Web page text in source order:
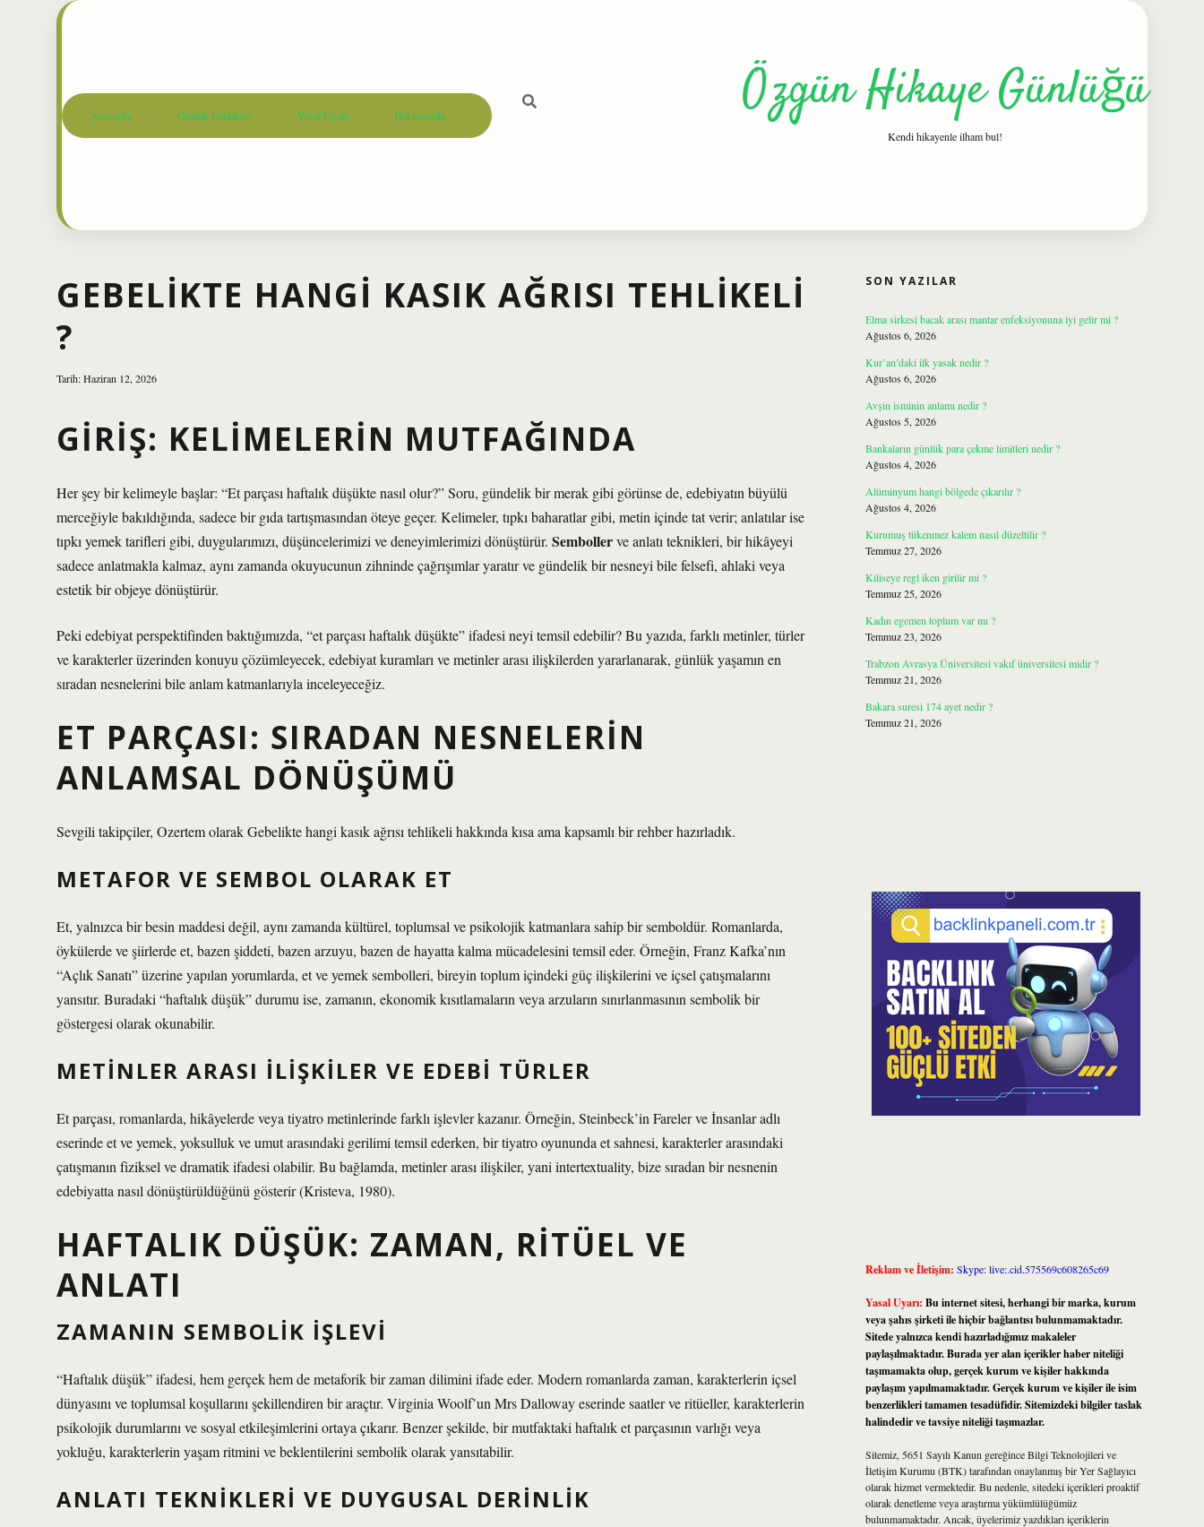
Anasayfa Gizlilik Politikası Yasal Uyarı Hakkımızda Özgün Hikaye Günlüğü
Kendi hikayenle ilham bul!
GEBELIKTE HANGI KASIK AĞRISI TEHLIKELI
?
Tarih: Haziran 12, 2026
GIRIŞ: KELIMELERIN MUTFAĞINDA
Her şey bir kelimeyle başlar: “Et parçası haftalık düşükte nasıl olur?” Soru, gündelik bir merak gibi görünse de, edebiyatın büyülü
merceğiyle bakıldığında, sadece bir gıda tartışmasından öteye geçer. Kelimeler, tıpkı baharatlar gibi, metin içinde tat verir; anlatılar ise
tıpkı yemek tarifleri gibi, duygularımızı, düşüncelerimizi ve deneyimlerimizi dönüştürür. Sembollerveanlatı teknikleri, bir hikâyeyi
sadece anlatmakla kalmaz, aynı zamanda okuyucunun zihninde çağrışımlar yaratır ve gündelik bir nesneyi bile felsefi, ahlaki veya
estetik bir objeye dönüştürür.
Peki edebiyat perspektifinden baktığımızda, “et parçası haftalık düşükte” ifadesi neyi temsil edebilir? Bu yazıda, farklı metinler, türler
ve karakterler üzerinden konuyu çözümleyecek, edebiyat kuramları ve metinler arası ilişkilerden yararlanarak, günlük yaşamın en
sıradan nesnelerini bile anlam katmanlarıyla inceleyeceğiz.
ET PARÇASI: SIRADAN NESNELERIN
ANLAMSAL DÖNÜŞÜMÜ
Sevgili takipçiler, Ozertem olarak Gebelikte hangi kasık ağrısı tehlikeli hakkında kısa ama kapsamlı bir rehber hazırladık.
METAFOR VE SEMBOL OLARAK ET
Et, yalnızca bir besin maddesi değil, aynı zamanda kültürel, toplumsal ve psikolojik katmanlara sahip bir semboldür. Romanlarda,
öykülerde ve şiirlerde et, bazen şiddeti, bazen arzuyu, bazen de hayatta kalma mücadelesini temsil eder. Örneğin, Franz Kafka’nın
“Açlık Sanatı” üzerine yapılan yorumlarda, et ve yemek sembolleri, bireyin toplum içindeki güç ilişkilerini ve içsel çatışmalarını
yansıtır. Buradaki “haftalık düşük” durumu ise, zamanın, ekonomik kısıtlamaların veya arzuların sınırlanmasının sembolik bir
göstergesi olarak okunabilir.
METINLER ARASI İLIŞKILER VE EDEBI TÜRLER
Et parçası, romanlarda, hikâyelerde veya tiyatro metinlerinde farklı işlevler kazanır. Örneğin, Steinbeck’in Fareler ve İnsanlar adlı
eserinde et ve yemek, yoksulluk ve umut arasındaki gerilimi temsil ederken, bir tiyatro oyununda et sahnesi, karakterler arasındaki
çatışmanın fiziksel ve dramatik ifadesi olabilir. Bu bağlamda, metinler arası ilişkiler, yani intertextuality, bize sıradan bir nesnenin
edebiyatta nasıl dönüştürüldüğünü gösterir (Kristeva, 1980).
HAFTALIK DÜŞÜK: ZAMAN, RITÜEL VE
ANLATI
ZAMANIN SEMBOLIK İŞLEVI
“Haftalık düşük” ifadesi, hem gerçek hem de metaforik bir zaman dilimini ifade eder. Modern romanlarda zaman, karakterlerin içsel
dünyasını ve toplumsal koşullarını şekillendiren bir araçtır. Virginia Woolf’un Mrs Dalloway eserinde saatler ve ritüeller, karakterlerin
psikolojik durumlarını ve sosyal etkileşimlerini ortaya çıkarır. Benzer şekilde, bir mutfaktaki haftalık et parçasının varlığı veya
yokluğu, karakterlerin yaşam ritmini ve beklentilerini sembolik olarak yansıtabilir.
ANLATI TEKNIKLERI VE DUYGUSAL DERINLIK
SON YAZILAR
Elma sirkesi bacak arası mantar enfeksiyonuna iyi gelir mi ?
Ağustos 6, 2026
Kur’an’daki ilk yasak nedir ?
Ağustos 6, 2026
Avşin isminin anlamı nedir ?
Ağustos 5, 2026
Bankaların günlük para çekme limitleri nedir ?
Ağustos 4, 2026
Alüminyum hangi bölgede çıkarılır ?
Ağustos 4, 2026
Kurumuş tükenmez kalem nasıl düzeltilir ?
Temmuz 27, 2026
Kiliseye regl iken girilir mi ?
Temmuz 25, 2026
Kadın egemen toplum var mı ?
Temmuz 23, 2026
Trabzon Avrasya Üniversitesi vakıf üniversitesi midir ?
Temmuz 21, 2026
Bakara suresi 174 ayet nedir ?
Temmuz 21, 2026
Reklam ve İletişim: Skype: live:.cid.575569c608265c69
Yasal Uyarı: Bu internet sitesi, herhangi bir marka, kurum
veya şahıs şirketi ile hiçbir bağlantısı bulunmamaktadır.
Sitede yalnızca kendi hazırladığımız makaleler
paylaşılmaktadır. Burada yer alan içerikler haber niteliği
taşımamakta olup, gerçek kurum ve kişiler hakkında
paylaşım yapılmamaktadır. Gerçek kurum ve kişiler ile isim
benzerlikleri tamamen tesadüfidir. Sitemizdeki bilgiler taslak
halindedir ve tavsiye niteliği taşımazlar.
Sitemiz, 5651 Sayılı Kanun gereğince Bilgi Teknolojileri ve
İletişim Kurumu (BTK) tarafından onaylanmış bir Yer Sağlayıcı
olarak hizmet vermektedir. Bu nedenle, sitedeki içerikleri proaktif
olarak denetleme veya araştırma yükümlülüğümüz
bulunmamaktadır. Ancak, üyelerimiz yazdıkları içeriklerin